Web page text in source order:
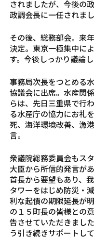
されましたが、今後の
政調会長に一任されま
その後、総務部会。来
決定。東京一極集中に
す。今後しっかり議論
事務局次長をつとめる
協議会に出席。水産関
らは、先日三重県で行
る水産庁の協力にお礼
死、海洋環境改善、漁
言。
衆議院総務委員会もス
大臣から所信的発言が
首長から要望もあり、
タワーをはじめ防災・
利な起債の期限延長が
の１５町長の皆様との
告させていただきまし
う引き続きサポートして